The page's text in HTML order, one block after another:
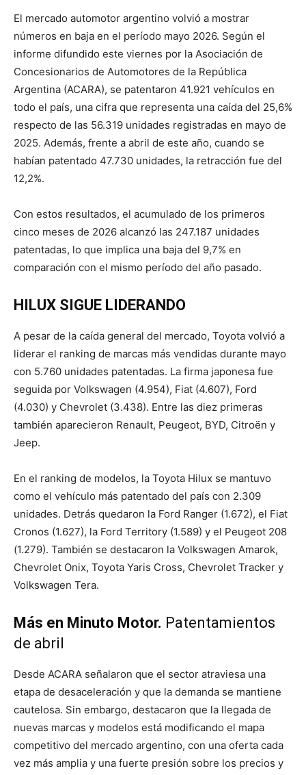
El mercado automotor argentino volvió a mostrar
números en baja en el período mayo 2026. Según el
informe difundido este viernes por la Asociación de
Concesionarios de Automotores de la República
Argentina (ACARA), se patentaron 41.921 vehículos en
todo el país, una cifra que representa una caída del 25,6%
respecto de las 56.319 unidades registradas en mayo de
2025. Además, frente a abril de este año, cuando se
habían patentado 47.730 unidades, la retracción fue del
12,2%.
Con estos resultados, el acumulado de los primeros
cinco meses de 2026 alcanzó las 247.187 unidades
patentadas, lo que implica una baja del 9,7% en
comparación con el mismo período del año pasado.
HILUX SIGUE LIDERANDO
A pesar de la caída general del mercado, Toyota volvió a
liderar el ranking de marcas más vendidas durante mayo
con 5.760 unidades patentadas. La firma japonesa fue
seguida por Volkswagen (4.954), Fiat (4.607), Ford
(4.030) y Chevrolet (3.438). Entre las diez primeras
también aparecieron Renault, Peugeot, BYD, Citroën y
Jeep.
En el ranking de modelos, la Toyota Hilux se mantuvo
como el vehículo más patentado del país con 2.309
unidades. Detrás quedaron la Ford Ranger (1.672), el Fiat
Cronos (1.627), la Ford Territory (1.589) y el Peugeot 208
(1.279). También se destacaron la Volkswagen Amarok,
Chevrolet Onix, Toyota Yaris Cross, Chevrolet Tracker y
Volkswagen Tera.
Más en Minuto Motor. Patentamientos
de abril
Desde ACARA señalaron que el sector atraviesa una
etapa de desaceleración y que la demanda se mantiene
cautelosa. Sin embargo, destacaron que la llegada de
nuevas marcas y modelos está modificando el mapa
competitivo del mercado argentino, con una oferta cada
vez más amplia y una fuerte presión sobre los precios y